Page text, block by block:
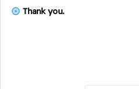
Thank you.